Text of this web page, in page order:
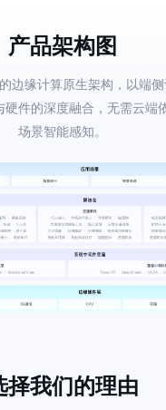
产品架构图
边缘计算原生架构，以端
硬件的深度融合，无需云端
场景智能感知。
择我们的理由